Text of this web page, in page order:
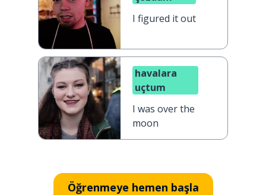
I figured it out
havalara
uçtum
I was over the
moon
Öğrenmeye hemen başla